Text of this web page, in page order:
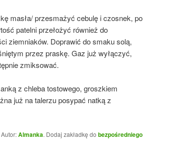
masła/ przesmażyć cebulę i czosnek, po
patelni przełożyć również do
ziemniaków. Doprawić do smaku solą,
przez praskę. Gaz już wyłączyć,
zmiksować.
z chleba tostowego, groszkiem
już na talerzu posypać natką z
Autor:Almanka. Dodaj zakładkę do bezpośredniego